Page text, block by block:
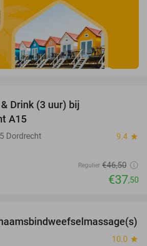
Drink (3 uur) bij
A15
Dordrecht 9.4 star
Regulier €46,50
€37,50
40%
10.0 star